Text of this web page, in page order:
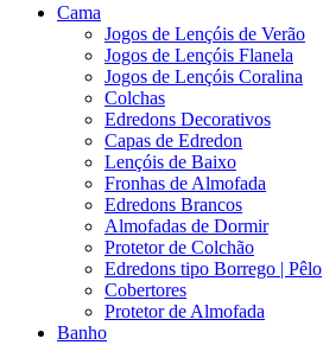
Cama
Jogos de Lençóis de Verão
Jogos de Lençóis Flanela
Jogos de Lençóis Coralina
Colchas
Edredons Decorativos
Capas de Edredon
Lençóis de Baixo
Fronhas de Almofada
Edredons Brancos
Almofadas de Dormir
Protetor de Colchão
Edredons tipo Borrego | Pêlo
Cobertores
Protetor de Almofada
Banho